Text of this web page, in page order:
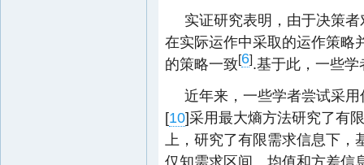
实证研究表明，由于决策
在实际运作中采取的运作策略
的策略一致[6].基于此，一些
近年来，一些学者尝试采
[10]采用最大熵方法研究了有
上，研究了有限需求信息下
仅知需求区间、均值和方差信